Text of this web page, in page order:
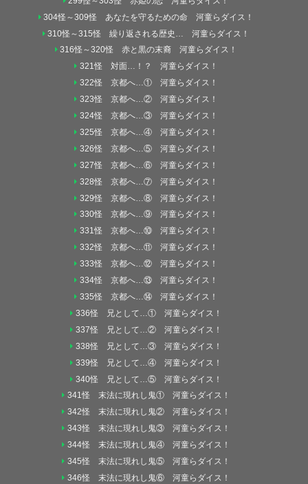
304怪～309怪 あなたを守るための命 河童らダイス！
310怪～315怪 繰り返される歴史… 河童らダイス！
316怪～320怪 赤と黒の末裔 河童らダイス！
321怪 対面…！？ 河童らダイス！
322怪 京都へ…① 河童らダイス！
323怪 京都へ…② 河童らダイス！
324怪 京都へ…③ 河童らダイス！
325怪 京都へ…④ 河童らダイス！
326怪 京都へ…⑤ 河童らダイス！
327怪 京都へ…⑥ 河童らダイス！
328怪 京都へ…⑦ 河童らダイス！
329怪 京都へ…⑧ 河童らダイス！
330怪 京都へ…⑨ 河童らダイス！
331怪 京都へ…⑩ 河童らダイス！
332怪 京都へ…⑪ 河童らダイス！
333怪 京都へ…⑫ 河童らダイス！
334怪 京都へ…⑬ 河童らダイス！
335怪 京都へ…⑭ 河童らダイス！
336怪 兄として…① 河童らダイス！
337怪 兄として…② 河童らダイス！
338怪 兄として…③ 河童らダイス！
339怪 兄として…④ 河童らダイス！
340怪 兄として…⑤ 河童らダイス！
341怪 末法に現れし鬼① 河童らダイス！
342怪 末法に現れし鬼② 河童らダイス！
343怪 末法に現れし鬼③ 河童らダイス！
344怪 末法に現れし鬼④ 河童らダイス！
345怪 末法に現れし鬼⑤ 河童らダイス！
346怪 末法に現れし鬼⑥ 河童らダイス！